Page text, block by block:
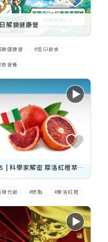
解鎖健康營
鎖健康營 低GI飲食
衡營養
XS | 科學家解密 摩洛紅橙萃取物功效
陳代謝 燃脂 摩洛紅橙